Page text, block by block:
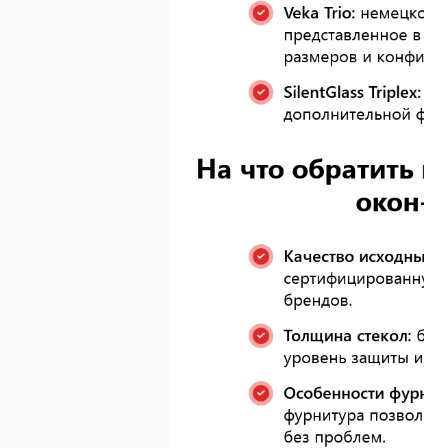
Veka Trio:
представленное
размеров и
SilentGlass Triplex:
дополнительной
На что
Качество
брендов.
Толщина стекол:
уровень защиты
Особенности
фурнитура
без проблем.